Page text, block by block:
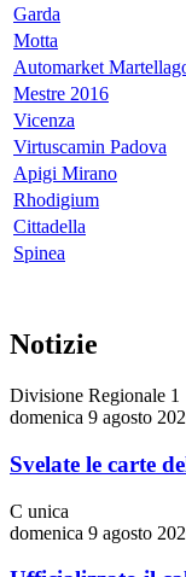
Garda
Motta
Automarket
Mestre 2016
Vicenza
Virtuscamin Padova
Apigi Mirano
Rhodigium
Cittadella
Spinea
Notizie
Divisione Regionale 1
domenica 9 agosto
Svelate le carte
C unica
domenica 9 agosto